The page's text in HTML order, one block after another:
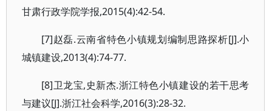
甘肃行政学院学报,2015(4):42-54.
[7]赵磊.云南省特色小镇规划编制思路探析[J].小
城镇建设,2013(4):74-77.
[8]卫龙宝,史新杰.浙江特色小镇建设的若干思考
与建议[J].浙江社会科学,2016(3):28-32.